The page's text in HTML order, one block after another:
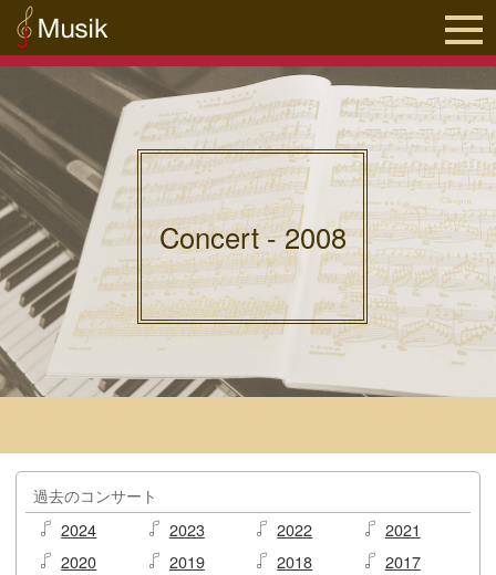
Concert - 2008
過去のコンサート
2024
2023 2022
2021
2020
2019 2018
2017